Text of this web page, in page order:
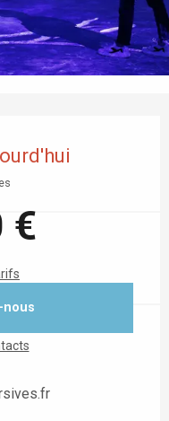
€
nous